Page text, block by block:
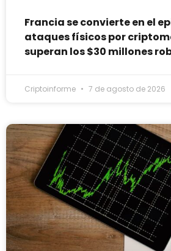
Francia se convierte en el
ataques físicos por
superan los $30 millones
Criptoinforme 7 de agosto de 2026